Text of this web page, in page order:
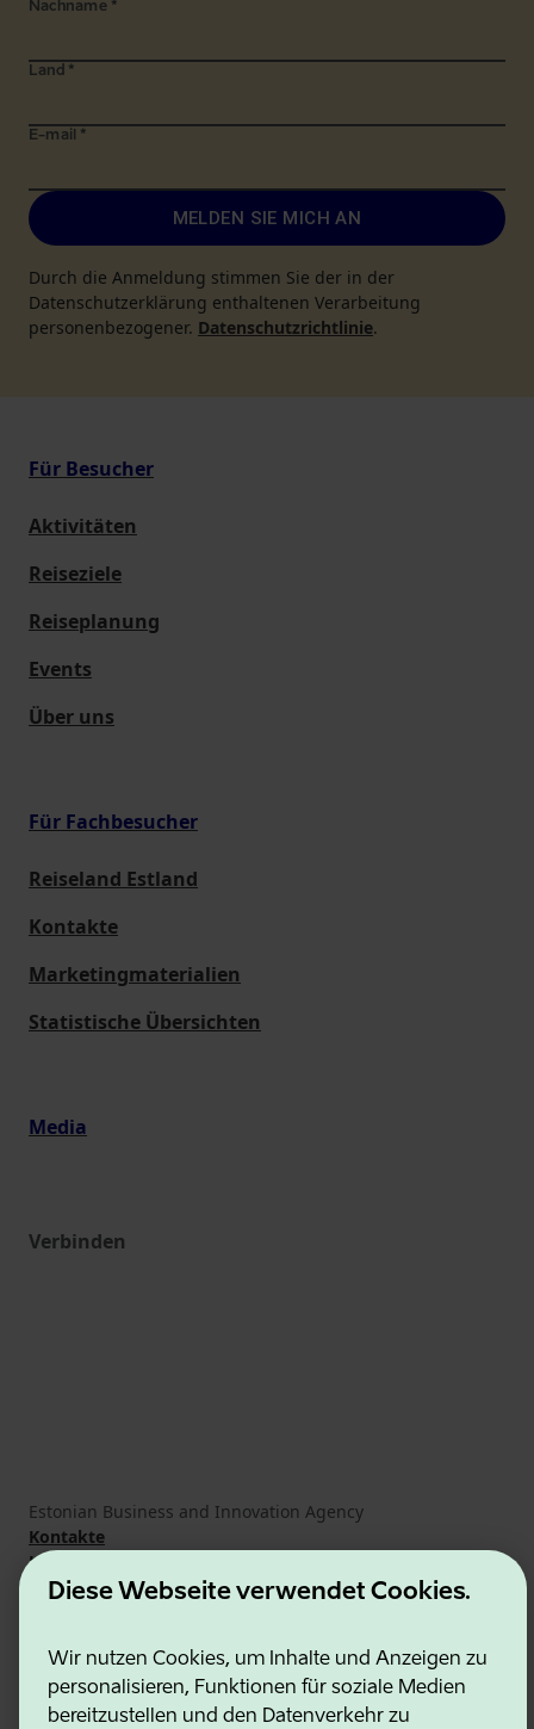
Diese Webseite verwendet Cookies.
Wir nutzen Cookies, um Inhalte und Anzeigen zu
personalisieren, Funktionen für soziale Medien
bereitzustellen und den Datenverkehr zu
Nachname *
Land *
E-mail *
MELDEN SIE MICH AN
Durch die Anmeldung stimmen Sie der in der
Datenschutzerklärung enthaltenen Verarbeitung
personenbezogener. Datenschutzrichtlinie.
Für Besucher
Aktivitäten
Reiseziele
Reiseplanung
Events
Über uns
Für Fachbesucher
Reiseland Estland
Kontakte
Marketingmaterialien
Statistische Übersichten
Media
Verbinden
Estonian Business and Innovation Agency
Kontakte
Kooperationspartner
Nutzungsbedingungen